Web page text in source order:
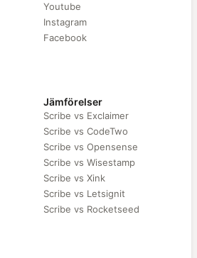
Youtube
Instagram
Facebook
Jämförelser
Scribe vs Exclaimer
Scribe vs CodeTwo
Scribe vs Opensense
Scribe vs Wisestamp
Scribe vs Xink
Scribe vs Letsignit
Scribe vs Rocketseed